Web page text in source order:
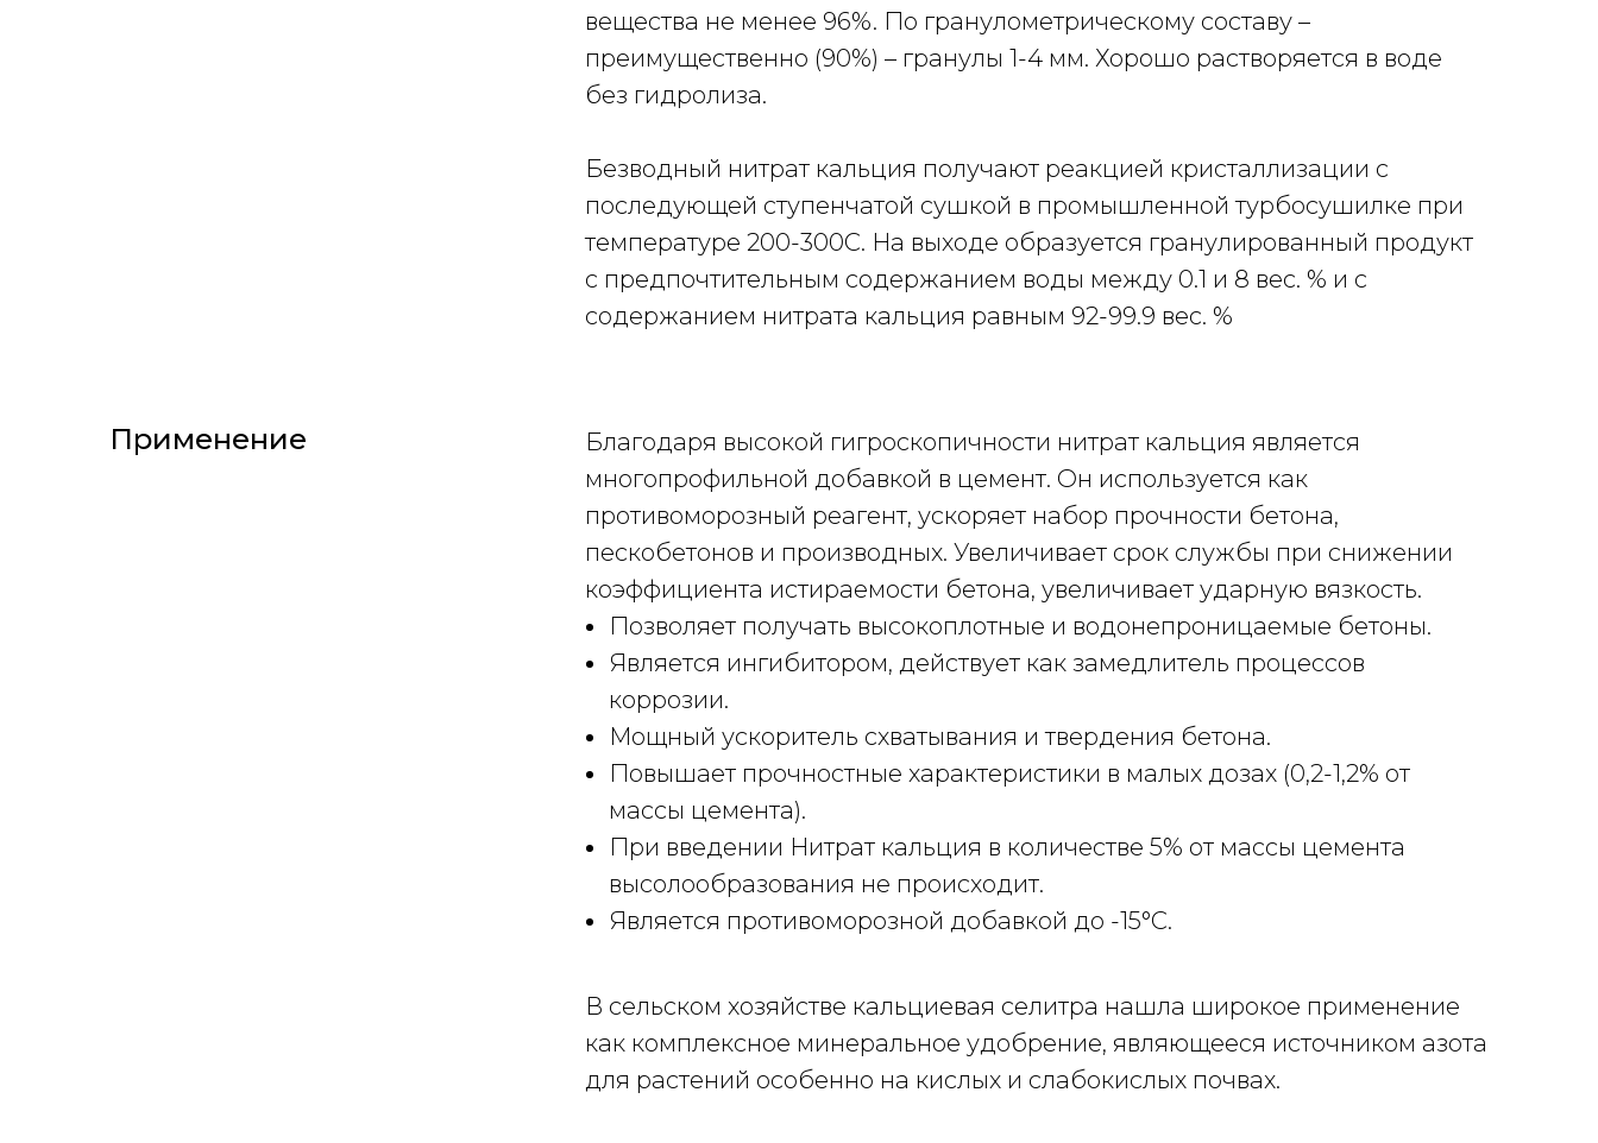
вещества не менее 96%. По гранулометрическому составу –
преимущественно (90%) – гранулы 1-4 мм. Хорошо растворяется в воде
без гидролиза.
Безводный нитрат кальция получают реакцией кристаллизации с
последующей ступенчатой сушкой в промышленной турбосушилке при
температуре 200-300С. На выходе образуется гранулированный продукт
с предпочтительным содержанием воды между 0.1 и 8 вес. % и с
содержанием нитрата кальция равным 92-99.9 вес. %
Применение
Благодаря высокой гигроскопичности нитрат кальция является
многопрофильной добавкой в цемент. Он используется как
противоморозный реагент, ускоряет набор прочности бетона,
пескобетонов и производных. Увеличивает срок службы при снижении
коэффициента истираемости бетона, увеличивает ударную вязкость.
Позволяет получать высокоплотные и водонепроницаемые бетоны.
Является ингибитором, действует как замедлитель процессов
коррозии.
Мощный ускоритель схватывания и твердения бетона.
Повышает прочностные характеристики в малых дозах (0,2-1,2% от
массы цемента).
При введении Нитрат кальция в количестве 5% от массы цемента
высолообразования не происходит.
Является противоморозной добавкой до -15°С.
В сельском хозяйстве кальциевая селитра нашла широкое применение
как комплексное минеральное удобрение, являющееся источником азота
для растений особенно на кислых и слабокислых почвах.